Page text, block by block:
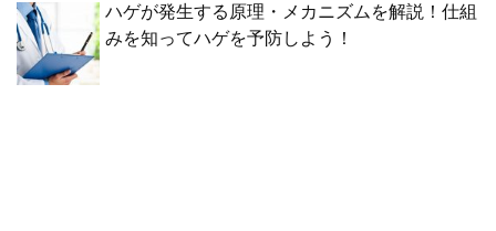
ハゲが発生する原理・メカニズムを解説！仕組
みを知ってハゲを予防しよう！